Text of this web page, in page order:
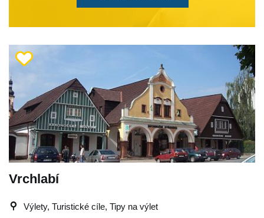
Vrchlabí
Výlety, Turistické cíle, Tipy na výlet